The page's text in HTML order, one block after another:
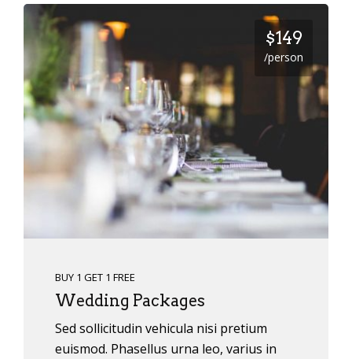
$149
/person
BUY 1 GET 1 FREE
Wedding Packages
Sed sollicitudin vehicula nisi pretium
euismod. Phasellus urna leo, varius in